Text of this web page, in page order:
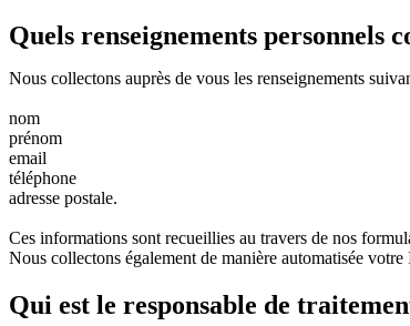
Quels renseignements personnels
Nous collectons auprès de vous les renseignements
nom
prénom
email
téléphone
adresse postale.
Ces informations sont recueillies au travers de nos
Nous collectons également de manière automatisée votre
Qui est le responsable de